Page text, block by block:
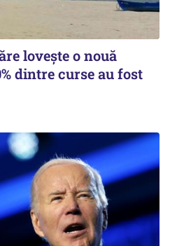
lovește o nouă
dintre curse au fost